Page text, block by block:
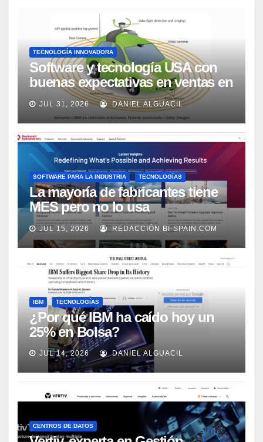
TECNOLOGÍA INNOVADORA
Software y tecnología USA con
buenas expectativas en ventas en
los próximos 2 años, según
Market Watch
JUL 31, 2026 DANIEL ALGUACIL
SOFTWARE PARA LA INDUSTRIA TECNOLOGÍAS
La mayoría de fabricantes tiene
MES pero no lo usa
adecuadamente, según Rockwell
Automation
JUL 15, 2026 REDACCIÓN BI-SPAIN.COM
IBM TECNOLOGÍAS
¿Por qué IBM ha caído hoy un
25% en Bolsa?
JUL 14, 2026 DANIEL ALGUACIL
CENTROS DE DATOS